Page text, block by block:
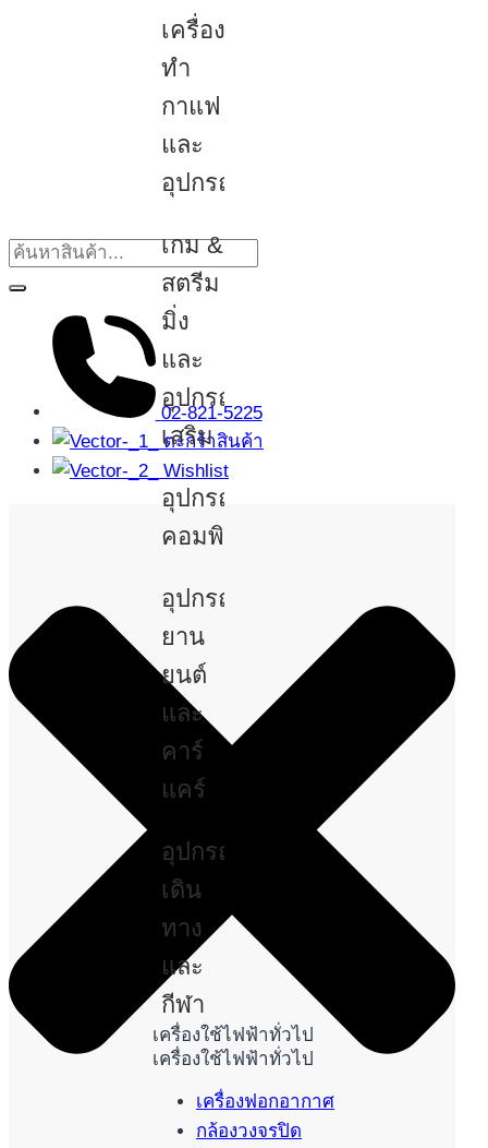
เครื่อง
ทำ
กาแฟ
และ
อุปกรณ์
เกม &
สตรีม
มิ่ง
และ
อุปกรณ์
เสริม
อุปกรณ์
คอมพิวเตอร์
อุปกรณ์
ยาน
ยนต์
และ
คาร์
แคร์
อุปกรณ์
เดิน
ทาง
และ
กีฬา
เครื่องใช้ไฟฟ้าทั่วไป
เครื่องใช้ไฟฟ้าทั่วไป
เครื่องฟอกอากาศ
กล้องวงจรปิด
02-821-5225
ตะกร้าสินค้า
Wishlist